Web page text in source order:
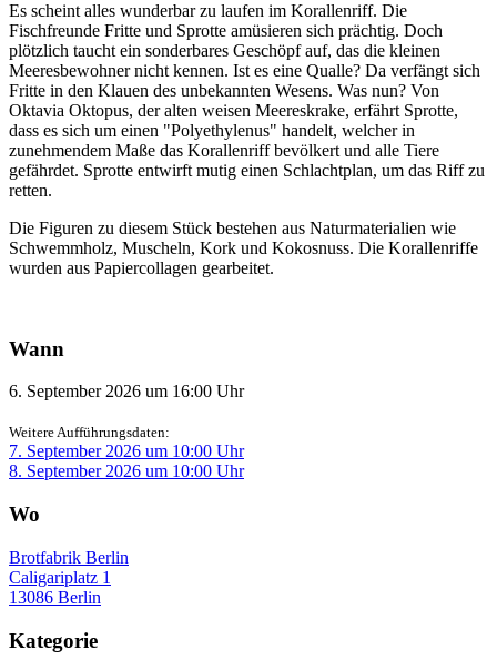
Es scheint alles wunderbar zu laufen im Korallenriff. Die
Fischfreunde Fritte und Sprotte amüsieren sich prächtig. Doch
plötzlich taucht ein sonderbares Geschöpf auf, das die kleinen
Meeresbewohner nicht kennen. Ist es eine Qualle? Da verfängt sich
Fritte in den Klauen des unbekannten Wesens. Was nun? Von
Oktavia Oktopus, der alten weisen Meereskrake, erfährt Sprotte,
dass es sich um einen "Polyethylenus" handelt, welcher in
zunehmendem Maße das Korallenriff bevölkert und alle Tiere
gefährdet. Sprotte entwirft mutig einen Schlachtplan, um das Riff zu
retten.
Die Figuren zu diesem Stück bestehen aus Naturmaterialien wie
Schwemmholz, Muscheln, Kork und Kokosnuss. Die Korallenriffe
wurden aus Papiercollagen gearbeitet.
Wann
6. September 2026 um 16:00 Uhr
Weitere Aufführungsdaten:
7. September 2026 um 10:00 Uhr
8. September 2026 um 10:00 Uhr
Wo
Brotfabrik Berlin
Caligariplatz 1
13086 Berlin
Kategorie